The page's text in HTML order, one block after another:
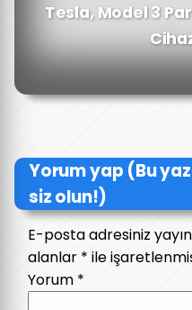
Tesla, Model 3
Yorum yap (Bu
siz olun!)
E-posta adresiniz
alanlar * ile
Yorum *